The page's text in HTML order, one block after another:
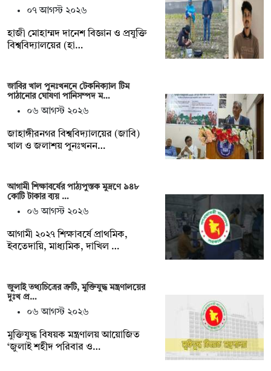
০৭ আগস্ট ২০২৬
হাজী মোহাম্মদ দানেশ বিজ্ঞান ও প্রযুক্তি
বিশ্ববিদ্যালয়ের (হা…
জাবির খাল পুনঃখননে টেকনিক্যাল টিম
পাঠানোর ঘোষণা পানিসম্পদ ম…
০৬ আগস্ট ২০২৬
‎‎জাহাঙ্গীরনগর বিশ্ববিদ্যালয়ের (জাবি)
খাল ও জলাশয় পুনঃখনন…
আগামী শিক্ষাবর্ষের পাঠ্যপুস্তক মুদ্রণে ৯৪৮
কোটি টাকার ব্যয় …
০৬ আগস্ট ২০২৬
আগামী ২০২৭ শিক্ষাবর্ষে প্রাথমিক,
ইবতেদায়ি, মাধ্যমিক, দাখিল …
জুলাই তথ্যচিত্রের ত্রুটি, মুক্তিযুদ্ধ মন্ত্রণালয়ের
দুঃখ প্র…
০৬ আগস্ট ২০২৬
মুক্তিযুদ্ধ বিষয়ক মন্ত্রণালয় আয়োজিত
‘জুলাই শহীদ পরিবার ও…